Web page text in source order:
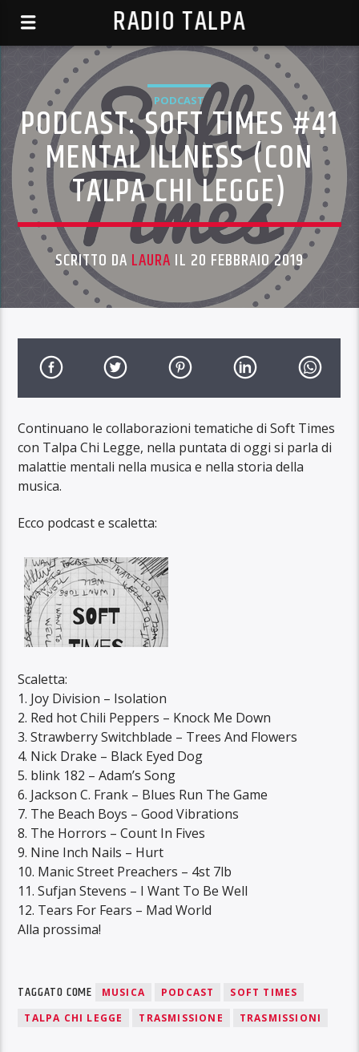
RADIO TALPA
PODCAST
PODCAST: SOFT TIMES #41
MENTAL ILLNESS (CON
TALPA CHI LEGGE)
SCRITTO DA LAURA IL 20 FEBBRAIO 2019
Continuano le collaborazioni tematiche di Soft Times
con Talpa Chi Legge, nella puntata di oggi si parla di
malattie mentali nella musica e nella storia della
musica.
Ecco podcast e scaletta:
Scaletta:
1. Joy Division – Isolation
2. Red hot Chili Peppers – Knock Me Down
3. Strawberry Switchblade – Trees And Flowers
4. Nick Drake – Black Eyed Dog
5. blink 182 –Adam’s Song
6. Jackson C. Frank – Blues Run The Game
7. The Beach Boys –Good Vibrations
8. The Horrors –Count In Fives
9. Nine Inch Nails – Hurt
10. Manic Street Preachers – 4st 7lb
11. Sufjan Stevens – I Want To Be Well
12. Tears For Fears – Mad World
Alla prossima!
TAGGATO COME MUSICA PODCAST
SOFT TIMES
TALPA CHI LEGGE
TRASMISSIONE TRASMISSIONI